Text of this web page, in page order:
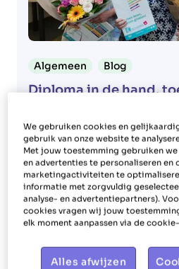
Algemeen Blog
Diploma in de hand,
Eerste Glowi Graduates
Huishoudhulp/Zorg. Een
werk en studie combineert.
succes!
Lees meer
We gebruiken cookies en
gebruik van onze website te
Met jouw toestemming gebruiken
en advertenties te personaliseren en
marketingactiviteiten te
informatie met zorgvuldig
analyse- en advertentiepartners).
cookies vragen wij jouw
elk moment aanpassen via de
Alles afwijzen